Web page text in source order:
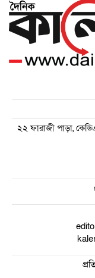
২২ ফারাজী পাড়া,